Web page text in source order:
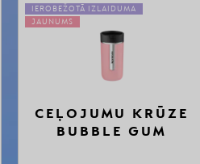
IEROBEŽOTĀ IZLAIDUMA
JAUNUMS
CEĻOJUMU KRŪZE
BUBBLE GUM